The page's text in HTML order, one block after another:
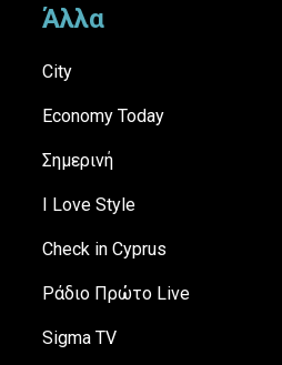
Άλλα
City
Economy Today
Σημερινή
I Love Style
Check in Cyprus
Ράδιο Πρώτο Live
Sigma TV